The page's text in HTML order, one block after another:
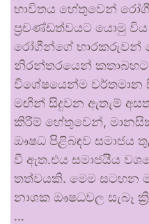
භාවිතය හේතුවෙන්
ප්‍රචණ්ඩත්වයට යොමු
රෝගීන්ගේ භාරකරුවන්
නිරන්තරයෙන් කතාබහට
විශේෂයෙන්ම වර්තමාන
මඟින් සිදුවන ඇතැම්
කිරීම් හේතුවෙන්,
ඖෂධ පිළිබඳව සමාජය
වී ඇත.එය සමාජයීය
තත්වයකි. මෙම සටහන
නාශක ඖෂධවල සැබෑ
…